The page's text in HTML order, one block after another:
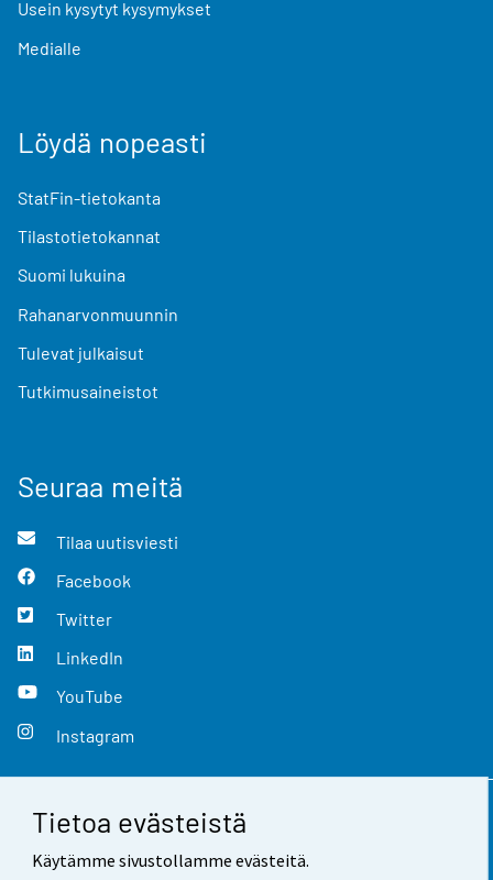
Tietoa evästeistä
Käytämme sivustollamme evästeitä.
Usein kysytyt kysymykset
Medialle
Löydä nopeasti
StatFin-tietokanta
Tilastotietokannat
Suomi lukuina
Rahanarvonmuunnin
Tulevat julkaisut
Tutkimusaineistot
Seuraa meitä
Tilaa uutisviesti
Facebook
Twitter
LinkedIn
YouTube
Instagram
Yhteystiedot
Palaute